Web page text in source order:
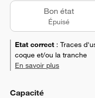
Bon état
Épuisé
Etat correct : Traces
coque et/ou la tranche
En savoir plus
Capacité